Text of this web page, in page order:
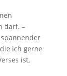
darf. –
spannender
ich gerne
ist,